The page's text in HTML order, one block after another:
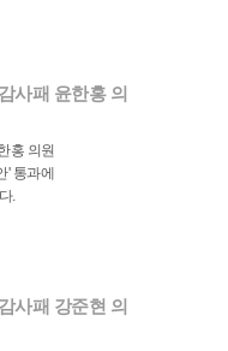
사패 윤한홍 의
홍 의원
' 통과에
.
사패 강준현 의